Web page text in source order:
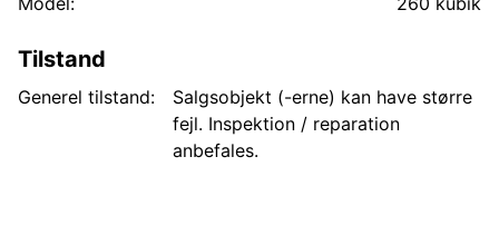
Tilstand
Generel tilstand:
Salgsobjekt (-erne) kan have større
fejl. Inspektion / reparation
anbefales.